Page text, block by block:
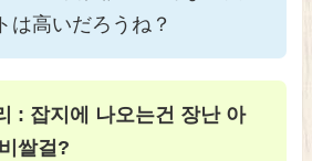
は高いだろうね？
: 잡지에 나오는건 장난 아
쌀걸?